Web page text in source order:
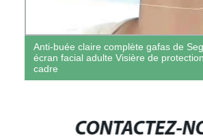
Anti-buée claire complète gafas de
écran facial adulte Visière de
cadre
CONTACTEZ-